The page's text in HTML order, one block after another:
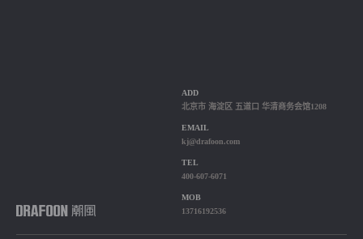
ADD
北京市 海淀区 五道口 华清商务会馆1208
EMAIL
kj@drafoon.com
TEL
400-607-6071
MOB
13716192536